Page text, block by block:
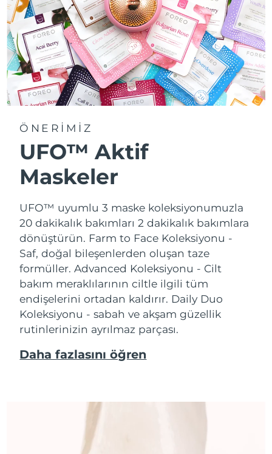
ÖNERİMİZ
UFO™ Aktif
Maskeler
UFO™ uyumlu 3 maske koleksiyonumuzla
20 dakikalık bakımları 2 dakikalık bakımlara
dönüştürün. Farm to Face Koleksiyonu -
Saf, doğal bileşenlerden oluşan taze
formüller. Advanced Koleksiyonu - Cilt
bakım meraklılarının ciltle ilgili tüm
endişelerini ortadan kaldırır. Daily Duo
Koleksiyonu - sabah ve akşam güzellik
rutinlerinizin ayrılmaz parçası.
Daha fazlasını öğren